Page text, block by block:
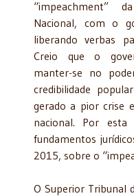
“impeachment”
Nacional, com o
liberando verbas
Creio que o
manter-se no
credibilidade
gerado a pior crise
nacional. Por
fundamentos
2015, sobre o
O Superior Tribunal